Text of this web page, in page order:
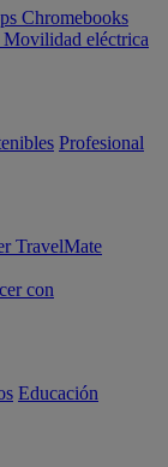
Chromebooks
Movilidad eléctrica
Profesional
TravelMate
con
Educación